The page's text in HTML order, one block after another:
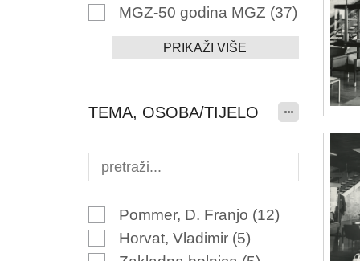
MGZ-50 godina MGZ (37)
PRIKAŽI VIŠE
TEMA, OSOBA/TIJELO
Pommer, D. Franjo (12)
Horvat, Vladimir (5)